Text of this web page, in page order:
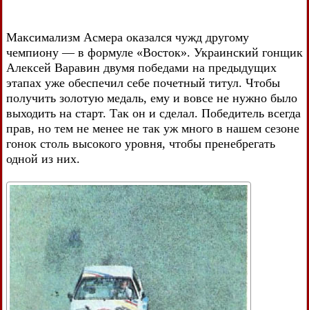
Максимализм Асмера оказался чужд другому
чемпиону — в формуле «Восток». Украинский гонщик
Алексей Варавин двумя победами на предыдущих
этапах уже обеспечил себе почетный титул. Чтобы
получить золотую медаль, ему и вовсе не нужно было
выходить на старт. Так он и сделал. Победитель всегда
прав, но тем не менее не так уж много в нашем сезоне
гонок столь высокого уровня, чтобы пренебрегать
одной из них.